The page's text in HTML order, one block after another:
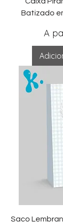
Batizado
A
Saco